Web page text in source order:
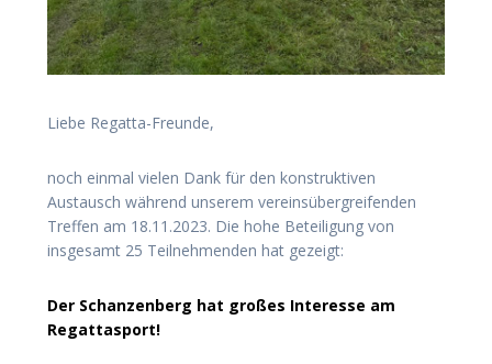
Liebe Regatta-Freunde,
noch einmal vielen Dank für den konstruktiven
Austausch während unserem vereinsübergreifenden
Treffen am 18.11.2023. Die hohe Beteiligung von
insgesamt 25 Teilnehmenden hat gezeigt:
Der Schanzenberg hat großes Interesse am
Regattasport!